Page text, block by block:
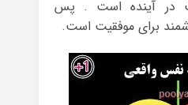
در آینده است . پس
برای موفقیت است.